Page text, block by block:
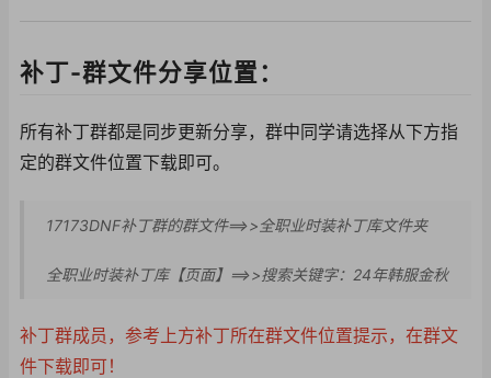
补丁-群文件分享位置：
所有补丁群都是同步更新分享，群中同学请选择从下方指
定的群文件位置下载即可。
17173DNF补丁群的群文件==>>全职业时装补丁库文件夹
全职业时装补丁库【页面】==>>搜索关键字：24年韩服金秋
补丁群成员，参考上方补丁所在群文件位置提示，在群文
件下载即可！